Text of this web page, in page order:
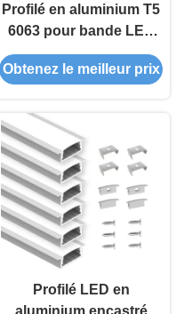
Profilé en aluminium T5
6063 pour bande LED
avec couvercle en PC
pour éclairage décoratif
Obtenez le meilleur prix
Profilé LED en
aluminium encastré